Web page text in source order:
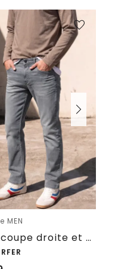
MEN
Jean à coupe droite et coupe classique